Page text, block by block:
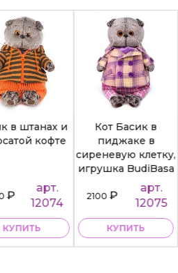
в штанах и
кофте
₽
арт.
12074
КУПИТЬ
Кот Басик в
пиджаке в
сиреневую клетку,
игрушка BudiBasa
2100₽
арт.
12075
КУПИТЬ